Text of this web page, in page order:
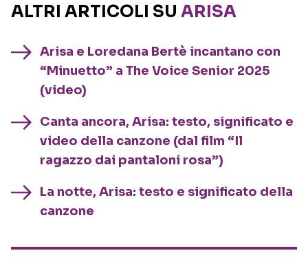
ALTRI ARTICOLI SU ARISA
Arisa e Loredana Bertè incantano con
“Minuetto” a The Voice Senior 2025
(video)
Canta ancora, Arisa: testo, significato e
video della canzone (dal film “Il
ragazzo dai pantaloni rosa”)
La notte, Arisa: testo e significato della
canzone